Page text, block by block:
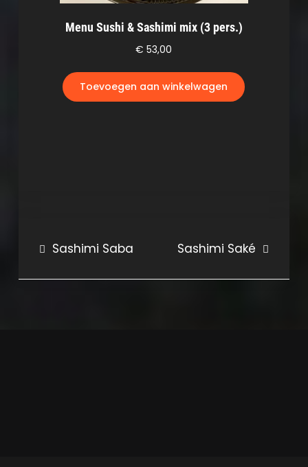
Menu Sushi & Sashimi mix (3 pers.)
€ 53,00
Toevoegen aan winkelwagen
Bericht
Sashimi Saba Sashimi Saké